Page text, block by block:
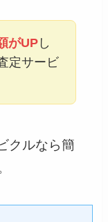
がUP し
定サービ
クルなら簡